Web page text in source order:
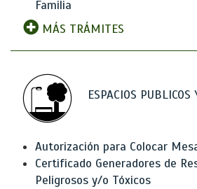
Familia
MÁS TRÁMITES
ESPACIOS
Autorización para Colocar
Certificado Generadores de
Peligrosos y/o Tóxicos